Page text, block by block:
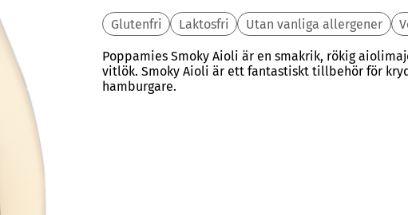
Glutenfri Laktosfri Utan vanliga allergener
Poppamies Smoky Aioli är en smakrik, rökig
vitlök. Smoky Aioli är ett fantastiskt tillbehör för
hamburgare.